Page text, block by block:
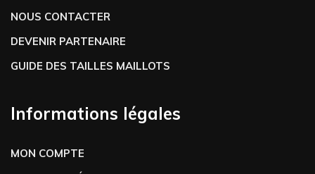
NOUS CONTACTER
DEVENIR PARTENAIRE
GUIDE DES TAILLES MAILLOTS
Informations légales
MON COMPTE